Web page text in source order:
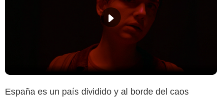
España es un país dividido y al borde del caos